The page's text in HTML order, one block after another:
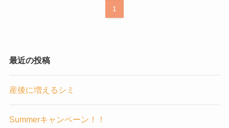
1
最近の投稿
産後に増えるシミ
Summerキャンペーン！！